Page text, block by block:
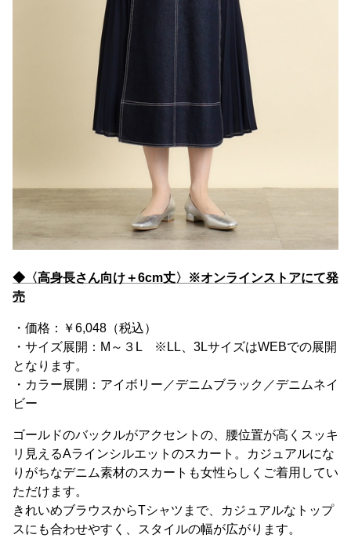
◆〈高身長さん向け＋6cm丈〉※オンラインストアにて発
売
・価格：￥6,048（税込）
・サイズ展開：M～３L ※LL、3LサイズはWEBでの展開
となります。
・カラー展開：アイボリー／デニムブラック／デニムネイ
ビー
ゴールドのバックルがアクセントの、腰位置が高くスッキ
リ見えるAラインシルエットのスカート。カジュアルにな
りがちなデニム素材のスカートも女性らしくご着用してい
ただけます。
きれいめブラウスからTシャツまで、カジュアルなトップ
スにも合わせやすく、スタイルの幅が広がります。